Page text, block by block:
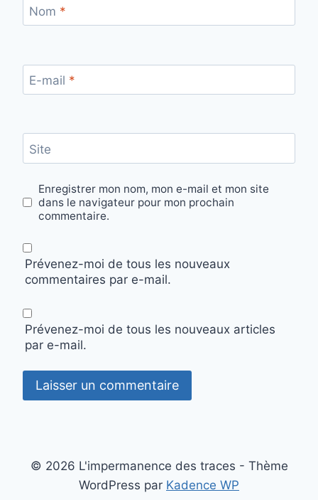
Nom *
E-mail *
Site
Enregistrer mon nom, mon e-mail et mon site
dans le navigateur pour mon prochain
commentaire.
Prévenez-moi de tous les nouveaux
commentaires par e-mail.
Prévenez-moi de tous les nouveaux articles
par e-mail.
© 2026 L'impermanence des traces - Thème
WordPress par Kadence WP